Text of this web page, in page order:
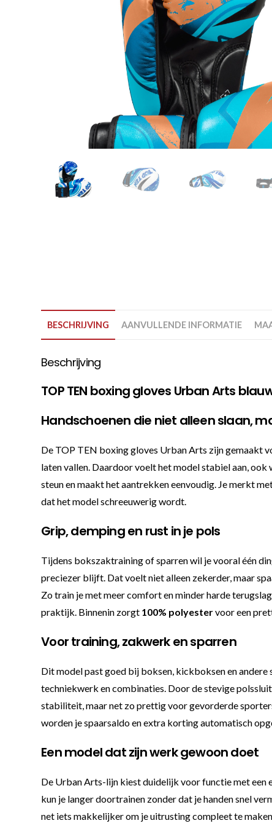
Voor
Bokszak
bokszak
Stoot-
BESCHRIJVING AANVULLENDE INFORMATIE
Beschrijving
TOP TEN boxing gloves Urban Arts
Handschoenen die niet alleen slaan,
De TOP TEN boxing gloves Urban Arts zijn gemaakt
laten vallen. Daardoor voelt het model stabiel aan,
steun en maakt het aantrekken eenvoudig. Je merkt
dat het model schreeuwerig wordt.
Grip, demping en rust in je pols
Tijdens bokszaktraining of sparren wil je vooral één
preciezer blijft. Dat voelt niet alleen zekerder, maar
Zo train je met meer comfort en minder harde
praktijk. Binnenin zorgt 100% polyestervoor een
Voor training, zakwerk en sparren
Dit model past goed bij boksen, kickboksen en
techniekwerk en combinaties. Door de stevige
stabiliteit, maar net zo prettig voor gevorderde
worden je spaarsaldo en extra korting automatisch
Een model dat zijn werk gewoon doet
De Urban Arts-lijn kiest duidelijk voor functie met een
kun je langer doortrainen zonder dat je handen snel
net iets makkelijker om je uitrusting compleet te